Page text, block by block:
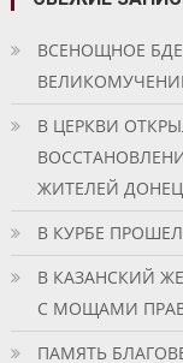
ВСЕНОЩНОЕ
В ЦЕРКВИ
ЖИТЕЛЕЙ
В КУРБЕ
В КАЗАНСКИЙ
С МОЩАМИ
ПАМЯТЬ